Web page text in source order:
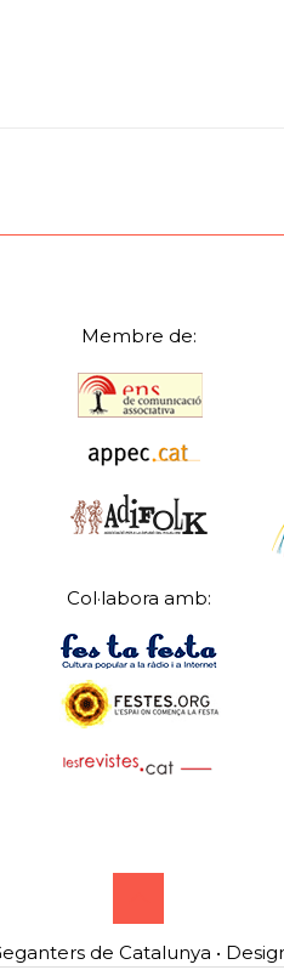
Membre de:
Col·labora amb:
de Catalunya •